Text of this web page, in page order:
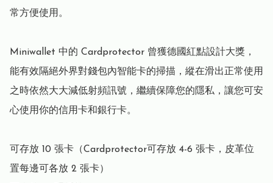
常方便使用。
Miniwallet 中的 Cardprotector 曾獲德國紅點設計大獎，
能有效隔絕外界對錢包內智能卡的掃描，縱在滑出正常使用
之時依然大大減低射頻訊號，繼續保障您的隱私，讓您可安
心使用你的信用卡和銀行卡。
可存放 10 張卡（Cardprotector可存放 4-6 張卡，皮革位
置每邊可各放 2 張卡）